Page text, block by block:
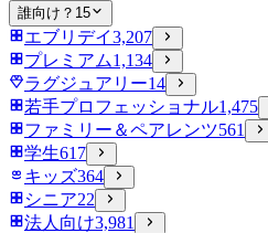
誰向け？ 15
エブリデイ3,207
プレミアム1,134
ラグジュアリー14
若手プロフェッショナル1,475
ファミリー＆ペアレンツ561
学生617
キッズ364
シニア22
法人向け3,981